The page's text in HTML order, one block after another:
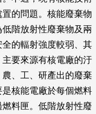
的問題。核能廢棄物
階放射性廢棄物及兩
的輻射強度較弱、其
要來源有核電廠的汙
、工、研產出的廢棄
核能電廠於每個燃料
料匣。低階放射性廢